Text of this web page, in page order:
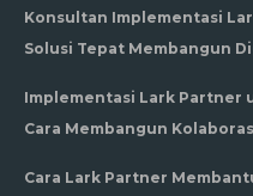
Konsultan Implementasi
Solusi Tepat Membangun
Implementasi Lark Partner
Cara Membangun
Cara Lark Partner